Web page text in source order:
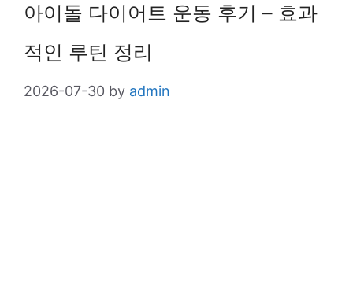
아이돌 다이어트 운동 후기 – 효과
적인 루틴 정리
2026-07-30 by admin